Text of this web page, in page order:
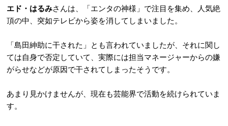
エド・はるみさんは、「エンタの神様」で注目を集め、人気絶
頂の中、突如テレビから姿を消してしまいました。
「島田紳助に干された」とも言われていましたが、それに関し
ては自身で否定していて、実際には担当マネージャーからの嫌
がらせなどが原因で干されてしまったそうです。
あまり見かけませんが、現在も芸能界で活動を続けられていま
す。